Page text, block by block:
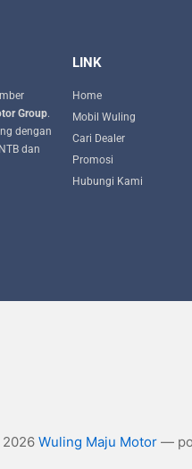
Group.
dengan
dan
LINK
Home
Mobil Wuling
Cari Dealer
Promosi
Hubungi Kami
Wuling Maju Motor —